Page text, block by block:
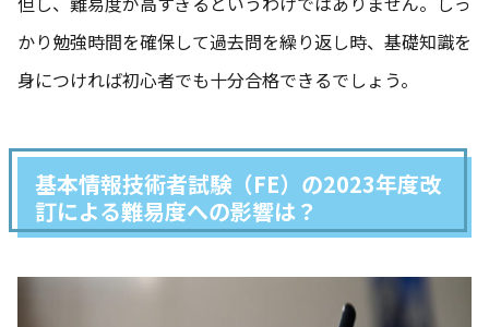
かり勉強時間を確保して過去問を繰り返し時、基礎知識を
身につければ初心者でも十分合格できるでしょう。
基本情報技術者試験（FE）の2023年度改
訂による難易度への影響は？